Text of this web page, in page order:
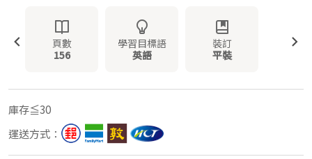
頁數
156
學習目標語
英語
裝訂
平裝
庫存≦30
運送方式：